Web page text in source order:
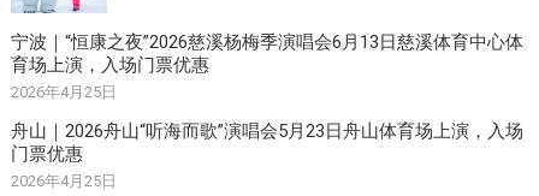
宁波｜“恒康之夜”2026慈溪杨梅季演唱会6月13日慈溪体育中心体
育场上演，入场门票优惠
2026年4月25日
舟山｜2026舟山“听海而歌”演唱会5月23日舟山体育场上演，入场
门票优惠
2026年4月25日